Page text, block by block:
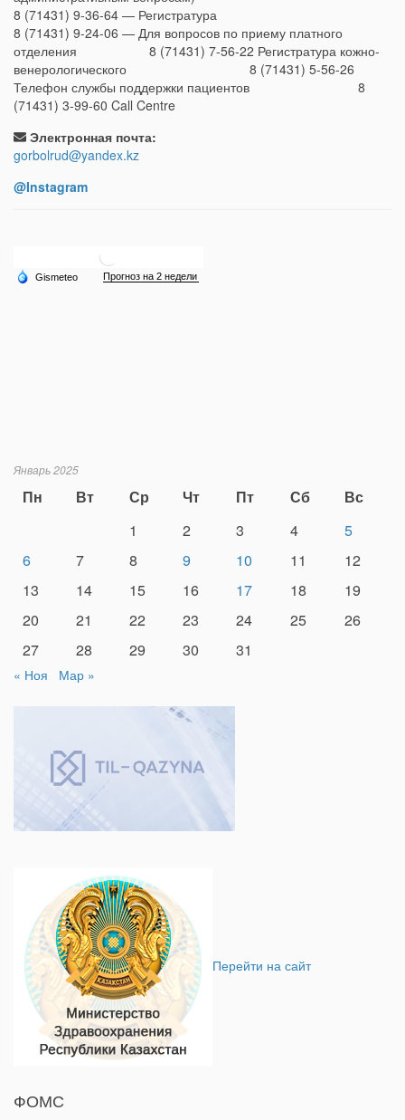
8 (71431) 9-36-64 — Регистратура
8 (71431) 9-24-06 — Для вопросов по приему платного
отделения 8 (71431) 7-56-22 Регистратура кожно-
венерологического 8 (71431) 5-56-26
Телефон службы поддержки пациентов 8
(71431) 3-99-60 Call Centre
Электронная почта:
gorbolrud@yandex.kz
@Instagram
Январь 2025
Пн Вт Ср Чт Пт Сб
Вс
1
2 3 4
5
6
7 8 9 10 11
12
13
14 15 16 17 18
19
20
21 22 23 24 25
26
27
28 29 30 31
« Ноя Мар »
Перейти на сайт
ФОМС